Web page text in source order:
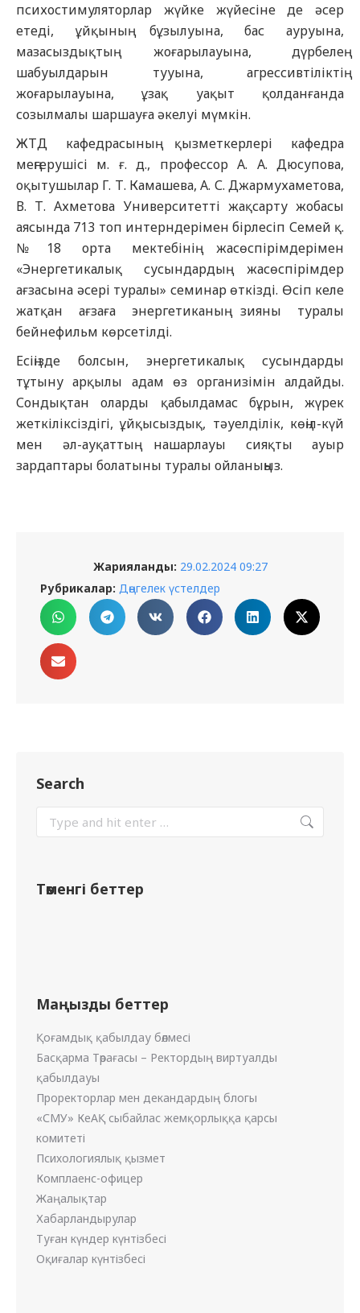
психостимуляторлар жүйке жүйесіне де әсер
етеді, ұйқының бұзылуына, бас ауруына,
мазасыздықтың жоғарылауына, дүрбелең
шабуылдарын тууына, агрессивтіліктің
жоғарылауына, ұзақ уақыт қолданғанда
созылмалы шаршауға әкелуі мүмкін.
ЖТД кафедрасының қызметкерлері кафедра
меңгерушісі м. ғ. д., профессор А. А. Дюсупова,
оқытушылар Г. Т. Камашева, А. С. Джармухаметова,
В. Т. Ахметова Университетті жақсарту жобасы
аясында 713 топ интерндерімен бірлесіп Семей қ.
№18 орта мектебінің жасөспірімдерімен
«Энергетикалық сусындардың жасөспірімдер
ағзасына әсері туралы» семинар өткізді. Өсіп келе
жатқан ағзаға энергетиканың зияны туралы
бейнефильм көрсетілді.
Есіңізде болсын, энергетикалық сусындарды
тұтыну арқылы адам өз организімін алдайды.
Сондықтан оларды қабылдамас бұрын, жүрек
жеткіліксіздігі, ұйқысыздық, тәуелділік, көңіл-күй
мен әл-ауқаттың нашарлауы сияқты ауыр
зардаптары болатыны туралы ойланыңыз.
Жарияланды: 29.02.2024 09:27
Рубрикалар: Дөңгелек үстелдер
Search
Төменгі беттер
Маңызды беттер
Қоғамдық қабылдау бөлмесі
Басқарма Төрағасы – Ректордың виртуалды
қабылдауы
Проректорлар мен декандардың блогы
«СМУ» КеАҚ сыбайлас жемқорлыққа қарсы
комитеті
Психологиялық қызмет
Комплаенс-офицер
Жаңалықтар
Хабарландырулар
Туған күндер күнтізбесі
Оқиғалар күнтізбесі